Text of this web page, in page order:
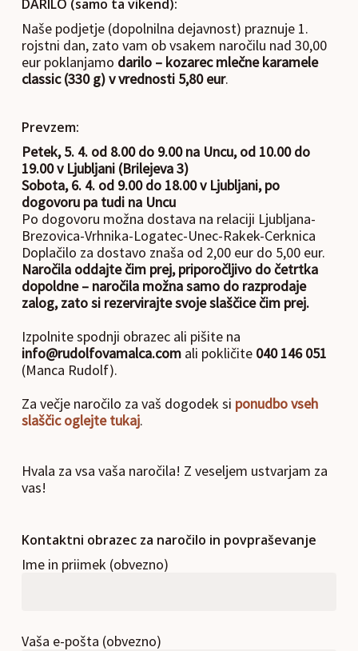
DARILO (samo ta vikend):
Naše podjetje (dopolnilna dejavnost) praznuje 1.
rojstni dan, zato vam ob vsakem naročilu nad 30,00
eur poklanjamo darilo – kozarec mlečne karamele
classic (330 g) v vrednosti 5,80 eur.
Prevzem:
Petek, 5. 4. od 8.00 do 9.00 na Uncu, od 10.00 do
19.00 v Ljubljani (Brilejeva 3)
Sobota, 6. 4. od 9.00 do 18.00 v Ljubljani, po
dogovoru pa tudi na Uncu
Po dogovoru možna dostava na relaciji Ljubljana-
Brezovica-Vrhnika-Logatec-Unec-Rakek-Cerknica
Doplačilo za dostavo znaša od 2,00 eur do 5,00 eur.
Naročila oddajte čim prej, priporočljivo do četrtka
dopoldne – naročila možna samo do razprodaje
zalog, zato si rezervirajte svoje slaščice čim prej.
Izpolnite spodnji obrazec ali pišite na
info@rudolfovamalca.comali pokličite 040 146 051
(Manca Rudolf).
Za večje naročilo za vaš dogodek si ponudbo vseh
slaščic oglejte tukaj.
Hvala za vsa vaša naročila! Z veseljem ustvarjam za
vas!
Kontaktni obrazec za naročilo in povpraševanje
Ime in priimek (obvezno)
Vaša e-pošta (obvezno)